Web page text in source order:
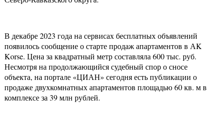
В декабре 2023 года на сервисах бесплатных объявлений
появилось сообщение о старте продаж апартаментов в АK
Korse. Цена за квадратный метр составляла 600 тыс. руб.
Несмотря на продолжающийся судебный спор о сносе
объекта, на портале «ЦИАН» сегодня есть публикации о
продаже двухкомнатных апартаментов площадью 60 кв. м в
комплексе за 39 млн рублей.